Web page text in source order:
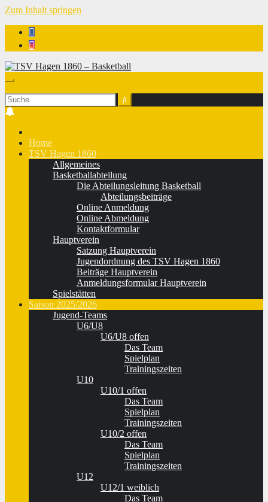
Zum Inhalt springen
Home
TSV Hagen 1860
Allgemeines
Basketballabteilung
Die Abteilungsleitung Basketball
Abteilungsbeiträge
Online Anmeldung
Online Abmeldung
Kontaktformular
Hauptverein
Satzung Hauptverein
Jugendordnung des TSV Hagen 1860
Beiträge Hauptverein
Anmeldungsformular Hauptverein
Spielstätten
Saison 2025/2026
Jugend-Teams
U6/U8
U6/U8 offen
Das Team
Spielplan
Trainingszeiten
U10
U10/1 offen
Das Team
Spielplan
Trainingszeiten
U10/2 offen
Das Team
Spielplan
Trainingszeiten
U12
U12/1 weiblich
Das Team